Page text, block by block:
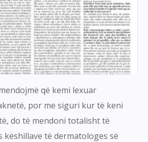
që kemi lexuar
por me siguri kur të keni
do të mendoni totalisht të
këshillave të dermatologes së